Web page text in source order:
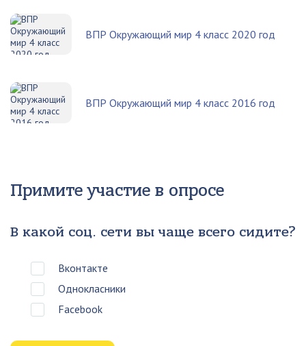
ВПР Окружающий мир 4 класс 2020 год
ВПР Окружающий мир 4 класс 2016 год
Примите участие в опросе
В какой соц. сети вы чаще всего сидите?
Вконтакте
Однокласники
Facebook